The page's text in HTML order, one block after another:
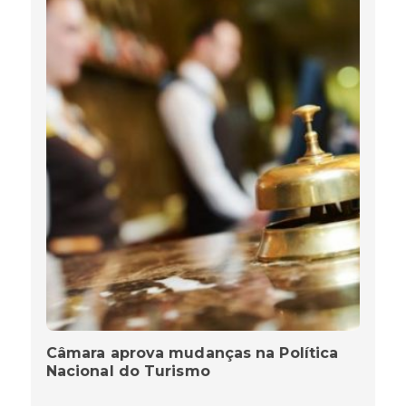
Câmara aprova mudanças na Política
Nacional do Turismo